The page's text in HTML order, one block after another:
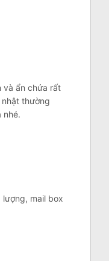
và ẩn chứa rất
thường
nhé.
mail box